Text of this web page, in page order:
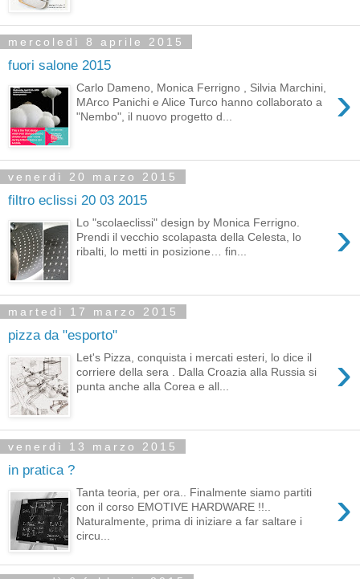
mercoledì 8 aprile 2015
fuori salone 2015
›
Carlo Dameno, Monica Ferrigno , Silvia Marchini,
MArco Panichi e Alice Turco hanno collaborato a
"Nembo", il nuovo progetto d...
venerdì 20 marzo 2015
filtro eclissi 20 03 2015
›
Lo "scolaeclissi" design by Monica Ferrigno.
Prendi il vecchio scolapasta della Celesta, lo
ribalti, lo metti in posizione… fin...
martedì 17 marzo 2015
pizza da "esporto"
›
Let's Pizza, conquista i mercati esteri, lo dice il
corriere della sera . Dalla Croazia alla Russia si
punta anche alla Corea e all...
venerdì 13 marzo 2015
in pratica ?
›
Tanta teoria, per ora.. Finalmente siamo partiti
con il corso EMOTIVE HARDWARE !!..
Naturalmente, prima di iniziare a far saltare i
circu...